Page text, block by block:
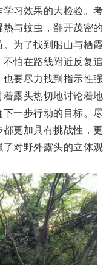
习效果的大检验。考
与蚊虫，翻开茂密的
为了找到船山与栖霞
怕在路线附近反复追
要尽力找到指示性强
露头热切地讨论着地
一步行动的目标。尽
更加具有挑战性，更
对野外露头的立体观